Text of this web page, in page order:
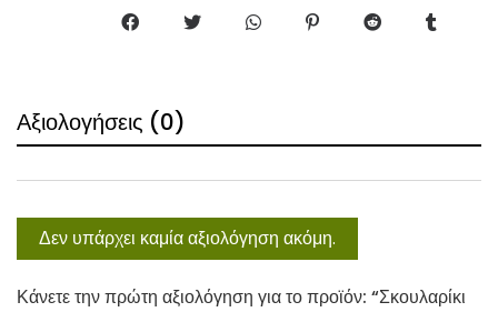
Αξιολογήσεις (0)
Δεν υπάρχει καμία αξιολόγηση ακόμη.
Κάνετε την πρώτη αξιολόγηση για το προϊόν: “Σκουλαρίκι